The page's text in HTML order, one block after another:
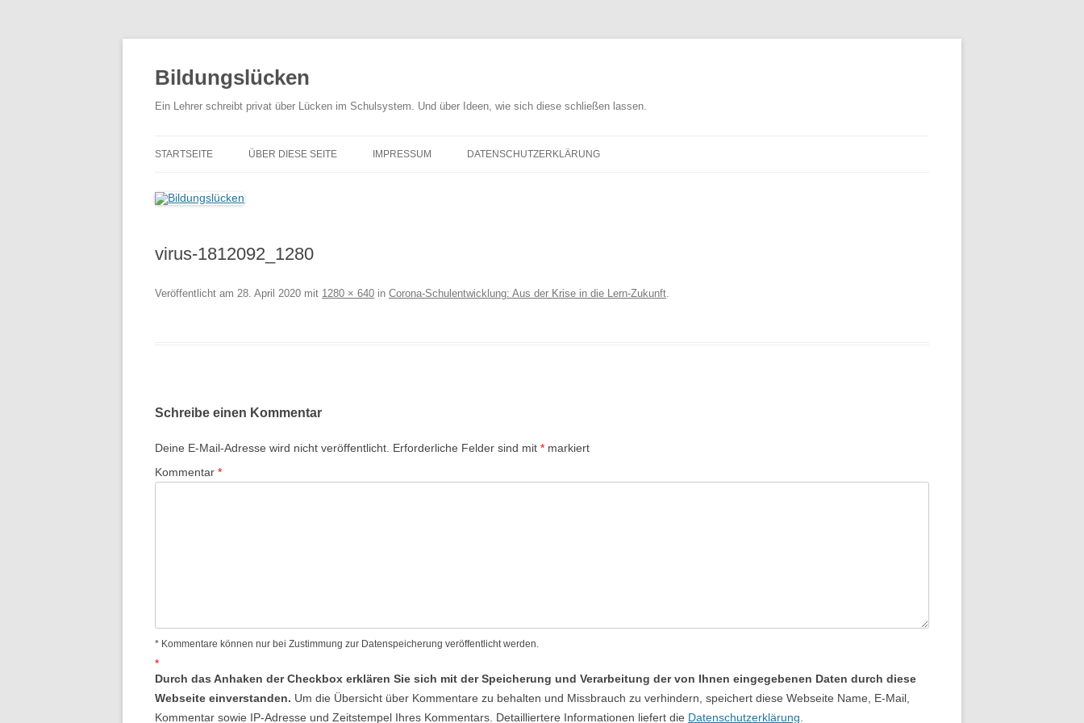
Bildungslücken
Ein Lehrer schreibt privat über Lücken im Schulsystem. Und über Ideen, wie sich diese schließen lassen.
STARTSEITE ÜBER DIESE SEITE IMPRESSUM DATENSCHUTZERKLÄRUNG
virus-1812092_1280
Veröffentlicht am 28. April 2020 mit 1280 × 640 in Corona-Schulentwicklung: Aus der Krise in die Lern-Zukunft.
Schreibe einen Kommentar
Deine E-Mail-Adresse wird nicht veröffentlicht. Erforderliche Felder sind mit * markiert
Kommentar *
* Kommentare können nur bei Zustimmung zur Datenspeicherung veröffentlicht werden.
*
Durch das Anhaken der Checkbox erklären Sie sich mit der Speicherung und Verarbeitung der von Ihnen eingegebenen Daten durch diese
Webseite einverstanden. Um die Übersicht über Kommentare zu behalten und Missbrauch zu verhindern, speichert diese Webseite Name, E-Mail,
Kommentar sowie IP-Adresse und Zeitstempel Ihres Kommentars. Detailliertere Informationen liefert die Datenschutzerklärung